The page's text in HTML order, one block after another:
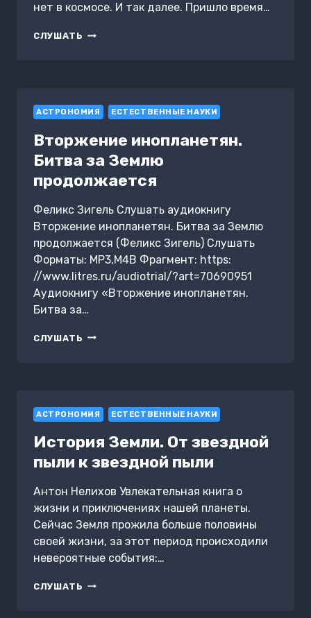
нет в космосе. И так далее. Пришло время…
СЛУШАТЬ КОСМОС,
АСТРОНОМИЯ ЕСТЕСТВЕННЫЕ НАУКИ
Вторжение инопланетян.
Битва за Землю
продолжается
Феликс Зигель Слушать аудиокнигу
Вторжение инопланетян. Битва за Землю
продолжается (Феликс Зигель) Слушать
Форматы: MP3,M4B Фрагмент: https:
//www.litres.ru/audiotrial/?art=70690951
Аудиокнигу «Вторжение инопланетян.
Битва за…
СЛУШАТЬ ВТОРЖЕНИЕ
АСТРОНОМИЯ ЕСТЕСТВЕННЫЕ НАУКИ
История Земли. От звездной
пыли к звездной пыли
Антон Нелихов Увлекательная книга о
жизни и приключениях нашей планеты.
Сейчас Земля прожила больше половины
своей жизни, за этот период происходили
невероятные события:…
СЛУШАТЬ ИСТОРИЯ